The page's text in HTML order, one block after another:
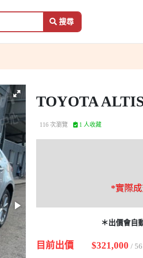
搜尋
TOYOTA
116 次瀏覽 1 人收藏
*實際
＊出價會自
目前出價 $321,000 /